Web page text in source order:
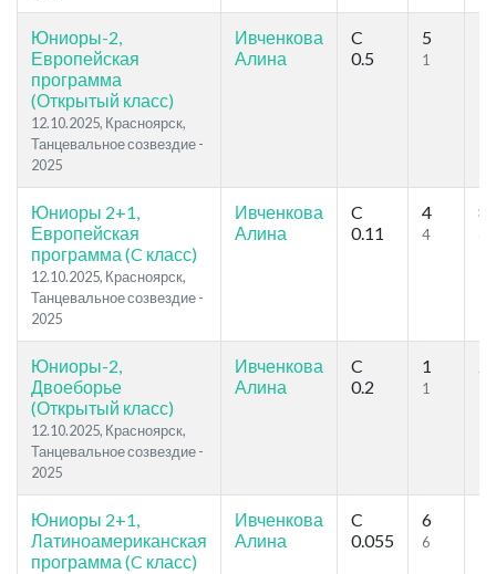
Юниоры-2,
Европейская
программа
(Открытый класс)
12.10.2025, Красноярск,
Танцевальное созвездие -
2025
Ивченкова
Алина
C
0.5
5
1
Юниоры 2+1,
Европейская
программа (C класс)
12.10.2025, Красноярск,
Танцевальное созвездие -
2025
Ивченкова
Алина
C
0.11
4
4
8
Юниоры-2,
Двоеборье
(Открытый класс)
12.10.2025, Красноярск,
Танцевальное созвездие -
2025
Ивченкова
Алина
C
0.2
1
1
Юниоры 2+1,
Латиноамериканская
программа (C класс)
Ивченкова
Алина
C
0.055
6
6